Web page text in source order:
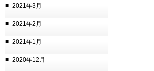
2021年3月
2021年2月
2021年1月
2020年12月